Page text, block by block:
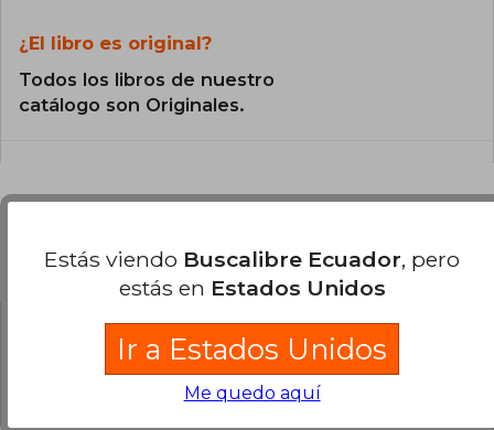
¿El libro es original?
Todos los libros de nuestro
catálogo son Originales.
Preguntas y respuestas sobre el libro
¿Tienes una pregunta sobre el libro?
para poder agregar tu propia pregunta.
Estás viendo Buscalibre Ecuador, pero
estás en Estados Unidos
Ir a Estados Unidos
Me quedo aquí